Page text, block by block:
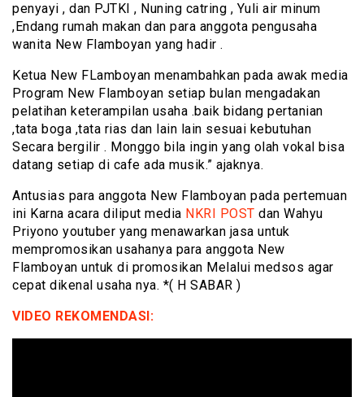
penyayi , dan PJTKI , Nuning catring , Yuli air minum
,Endang rumah makan dan para anggota pengusaha
wanita New Flamboyan yang hadir .
Ketua New FLamboyan menambahkan pada awak media
Program New Flamboyan setiap bulan mengadakan
pelatihan keterampilan usaha .baik bidang pertanian
,tata boga ,tata rias dan lain lain sesuai kebutuhan
Secara bergilir . Monggo bila ingin yang olah vokal bisa
datang setiap di cafe ada musik.” ajaknya.
Antusias para anggota New Flamboyan pada pertemuan
ini Karna acara diliput media NKRI POST dan Wahyu
Priyono youtuber yang menawarkan jasa untuk
mempromosikan usahanya para anggota New
Flamboyan untuk di promosikan Melalui medsos agar
cepat dikenal usaha nya. *( H SABAR )
VIDEO REKOMENDASI: